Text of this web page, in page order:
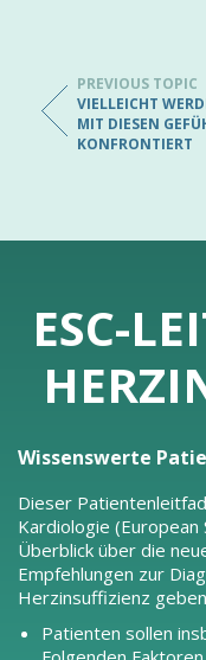
PREVIOUS TOPIC
VIELLEICHT
MIT DIESEN
KONFRONTIERT
ESC-
Wissenswerte
Dieser
Kardiologie (European
Überblick über die
Empfehlungen zur
Herzinsuffizienz
Patienten sollen